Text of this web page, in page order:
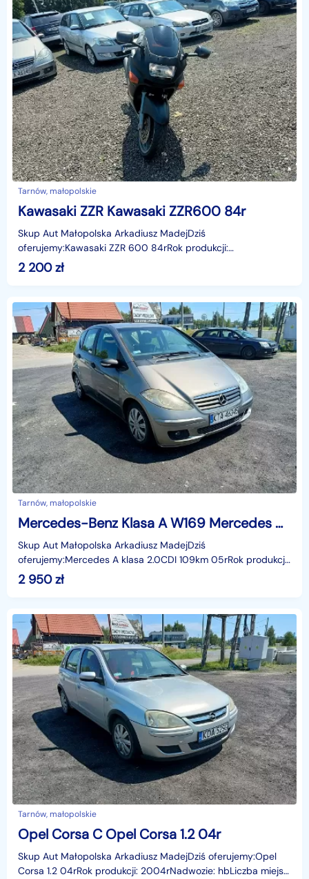
Tarnów, małopolskie
Kawasaki ZZR Kawasaki ZZR600 84r
Skup Aut Małopolska Arkadiusz MadejDziś
oferujemy:Kawasaki ZZR 600 84rRok produkcji:
1984rNadwozie: MotocyklLiczba miejsc: 2Skrzynia:
ManualnaPrzebieg: 48052 km
2 200zł
Tarnów, małopolskie
Mercedes-Benz Klasa A W169 Mercedes A klasa 2.0CDI 109km 05r
Skup Aut Małopolska Arkadiusz MadejDziś
oferujemy:Mercedes A klasa 2.0CDI 109km 05rRok produkcji:
2005rNadwozie: hbLiczba miejsc: 5Skrzynia: ManualPrzebieg:
318
2 950zł
Tarnów, małopolskie
Opel Corsa C Opel Corsa 1.2 04r
Skup Aut Małopolska Arkadiusz MadejDziś oferujemy:Opel
Corsa 1.2 04rRok produkcji: 2004rNadwozie: hbLiczba miejsc: